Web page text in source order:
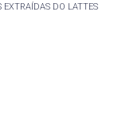
EXTRAÍDAS DO LATTES